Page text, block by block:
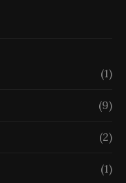
(1)
(9)
(2)
(1)